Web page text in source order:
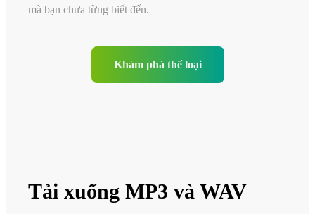
mà bạn chưa từng biết đến.
Khám phá thể loại
Tải xuống MP3 và WAV